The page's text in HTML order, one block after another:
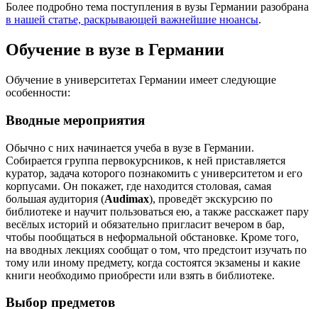
Более подробно тема поступления в вузы Германии разобрана
в нашей статье, раскрывающей важнейшие нюансы.
Обучение в вузе в Германии
Обучение в университетах Германии имеет следующие
особенности:
Вводные мероприятия
Обычно с них начинается учеба в вузе в Германии.
Собирается группа первокурсников, к ней приставляется
куратор, задача которого познакомить с университетом и его
корпусами. Он покажет, где находится столовая, самая
большая аудитория (Audimax), проведёт экскурсию по
библиотеке и научит пользоваться ею, а также расскажет пару
весёлых историй и обязательно пригласит вечером в бар,
чтобы пообщаться в неформальной обстановке. Кроме того,
на вводных лекциях сообщат о том, что предстоит изучать по
тому или иному предмету, когда состоятся экзамены и какие
книги необходимо приобрести или взять в библиотеке.
Выбор предметов